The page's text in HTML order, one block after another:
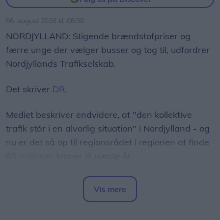
Thisted, Hobro, Brønderslev, Hjørring og
Frederikshavn.
06. august 2026 kl. 08.00
NORDJYLLAND: Stigende brændstofpriser og
færre unge der vælger busser og tog til, udfordrer
Nordjyllands Trafikselskab.
Det skriver DR.
Mediet beskriver endvidere, at "den kollektive
trafik står i en alvorlig situation" i Nordjylland - og
nu er det så op til regionsrådet i regionen at finde
- Det er et svimlende beløb, indleder
regionsrådsmedlem Susanne Flydtkjær, inden hun
Vis mere